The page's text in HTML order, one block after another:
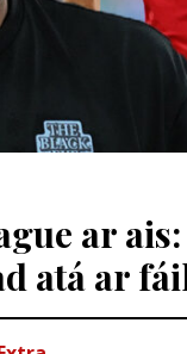
ar
atá ar